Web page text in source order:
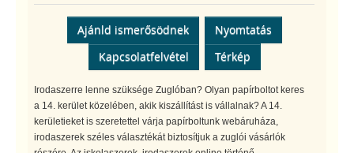
Ajánld ismerősödnek
Nyomtatás
Kapcsolatfelvétel
Térkép
Irodaszerre lenne szüksége Zuglóban? Olyan papírboltot keres
a 14. kerület közelében, akik kiszállítást is vállalnak? A 14.
kerületieket is szeretettel várja papírboltunk webáruháza,
irodaszerek széles választékát biztosítjuk a zuglói vásárlók